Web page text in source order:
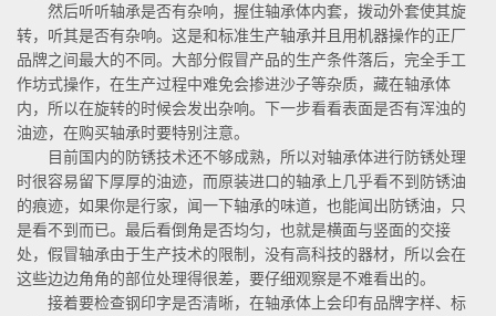
然后听听轴承是否有杂响，握住轴承体内套，拨动外套使其旋
转，听其是否有杂响。这是和标准生产轴承并且用机器操作的正厂
品牌之间最大的不同。大部分假冒产品的生产条件落后，完全手工
作坊式操作，在生产过程中难免会掺进沙子等杂质，藏在轴承体
内，所以在旋转的时候会发出杂响。下一步看看表面是否有浑浊的
油迹，在购买轴承时要特别注意。
目前国内的防锈技术还不够成熟，所以对轴承体进行防锈处理
时很容易留下厚厚的油迹，而原装进口的轴承上几乎看不到防锈油
的痕迹，如果你是行家，闻一下轴承的味道，也能闻出防锈油，只
是看不到而已。最后看倒角是否均匀，也就是横面与竖面的交接
处，假冒轴承由于生产技术的限制，没有高科技的器材，所以会在
这些边边角角的部位处理得很差，要仔细观察是不难看出的。
接着要检查钢印字是否清晰，在轴承体上会印有品牌字样、标